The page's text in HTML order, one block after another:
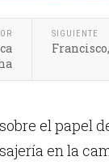
SIGUIENTE
el papel
en la